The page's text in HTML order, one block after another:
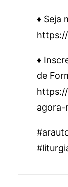
♦️ Seja
♦️
de
agora-